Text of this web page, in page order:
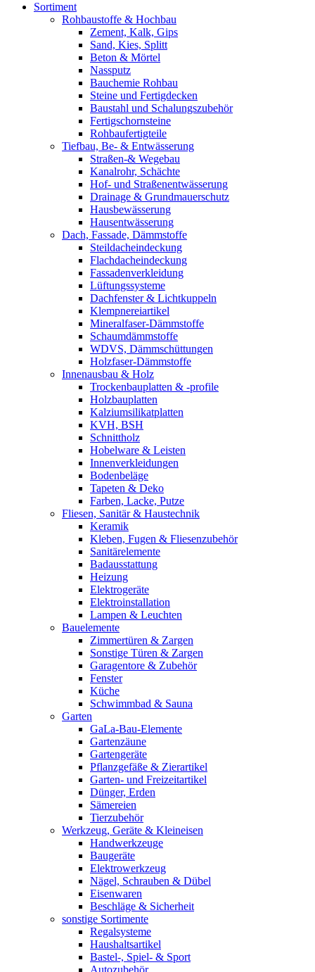
Sortiment
Rohbaustoffe & Hochbau
Zement, Kalk, Gips
Sand, Kies, Splitt
Beton & Mörtel
Nassputz
Bauchemie Rohbau
Steine und Fertigdecken
Baustahl und Schalungszubehör
Fertigschornsteine
Rohbaufertigteile
Tiefbau, Be- & Entwässerung
Straßen-& Wegebau
Kanalrohr, Schächte
Hof- und Straßenentwässerung
Drainage & Grundmauerschutz
Hausbewässerung
Hausentwässerung
Dach, Fassade, Dämmstoffe
Steildacheindeckung
Flachdacheindeckung
Fassadenverkleidung
Lüftungssysteme
Dachfenster & Lichtkuppeln
Klempnereiartikel
Mineralfaser-Dämmstoffe
Schaumdämmstoffe
WDVS, Dämmschüttungen
Holzfaser-Dämmstoffe
Innenausbau & Holz
Trockenbauplatten & -profile
Holzbauplatten
Kalziumsilikatplatten
KVH, BSH
Schnittholz
Hobelware & Leisten
Innenverkleidungen
Bodenbeläge
Tapeten & Deko
Farben, Lacke, Putze
Fliesen, Sanitär & Haustechnik
Keramik
Kleben, Fugen & Fliesenzubehör
Sanitärelemente
Badausstattung
Heizung
Elektrogeräte
Elektroinstallation
Lampen & Leuchten
Bauelemente
Zimmertüren & Zargen
Sonstige Türen & Zargen
Garagentore & Zubehör
Fenster
Küche
Schwimmbad & Sauna
Garten
GaLa-Bau-Elemente
Gartenzäune
Gartengeräte
Pflanzgefäße & Zierartikel
Garten- und Freizeitartikel
Dünger, Erden
Sämereien
Tierzubehör
Werkzeug, Geräte & Kleineisen
Handwerkzeuge
Baugeräte
Elektrowerkzeug
Nägel, Schrauben & Dübel
Eisenwaren
Beschläge & Sicherheit
sonstige Sortimente
Regalsysteme
Haushaltsartikel
Bastel-, Spiel- & Sport
Autozubehör